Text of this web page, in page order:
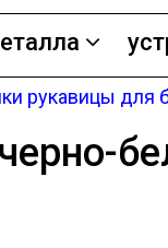
рукавицы для